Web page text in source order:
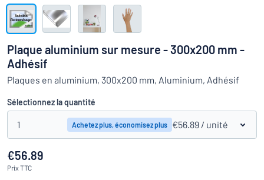
parvenez pas à trouver ce que vous cherchez ?
travail
Montrer toutes les catégories
Demande
devis
Se
connecter
Service
clients
Entreprise
Plaque aluminium sur mesure - 300x200 mm -
Adhésif
Plaques en aluminium, 300x200 mm, Aluminium, Adhésif
Sélectionnez la quantité
1 Achetez plus, économisez plus €56.89 / unité
€56.89
PrixTTC